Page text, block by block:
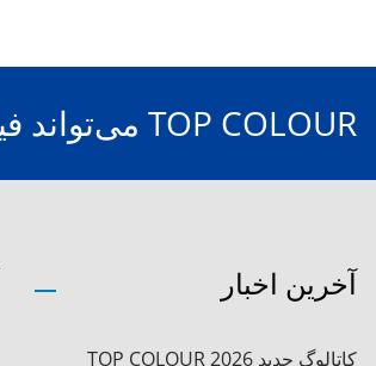
TOP COLOUR می‌تواند فیلم‌های پنجره حرفه‌ای تولید کند.
آخرین اخبار
کاتالوگ جدید TOP COLOUR 2026